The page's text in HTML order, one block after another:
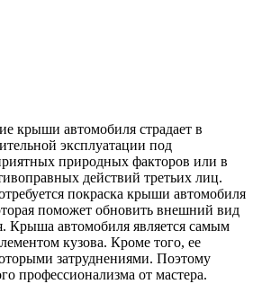
крыши автомобиля страдает в
эксплуатации под
природных факторов или в
действий третьих лиц.
покраска крыши автомобиля
поможет обновить внешний вид
Крыша автомобиля является самым
кузова. Кроме того, ее
затруднениями. Поэтому
профессионализма от мастера.